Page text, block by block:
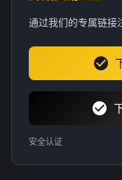
通过我们的专属链接
安全认证